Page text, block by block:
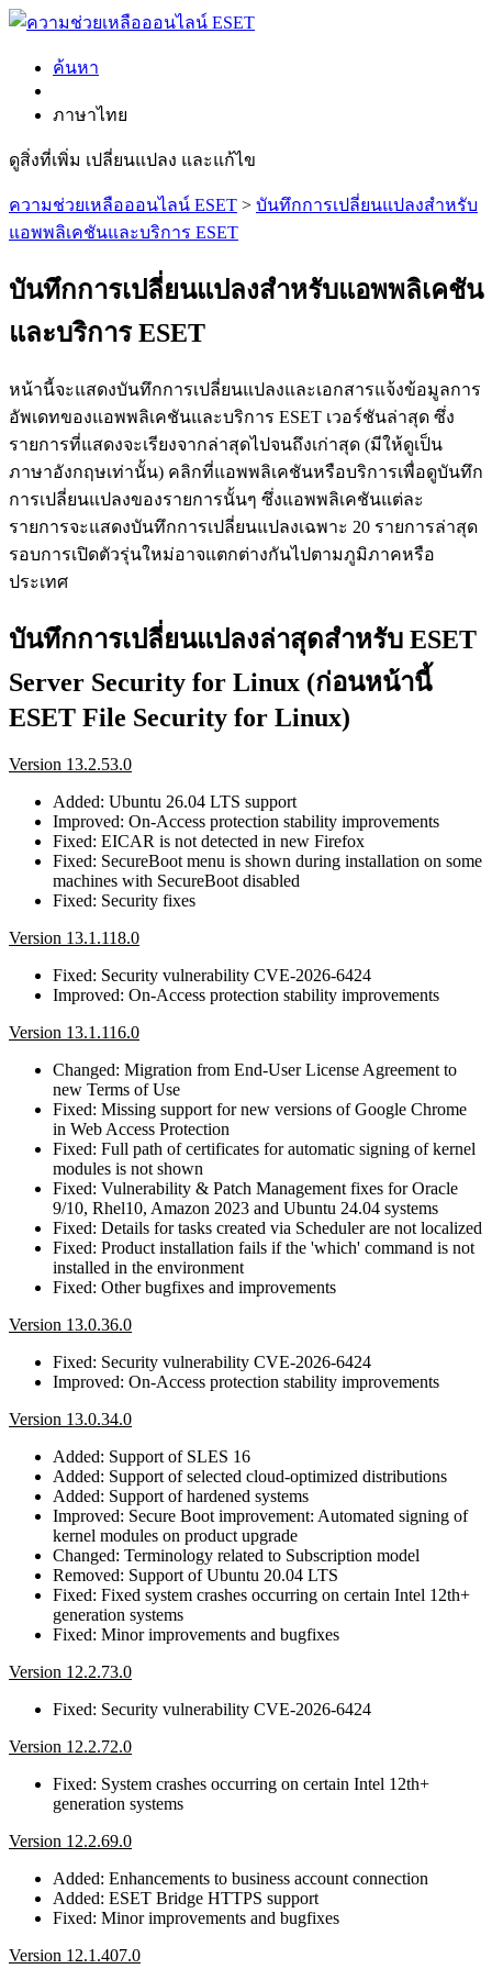
ค้นหา
ภาษาไทย
ดูสิ่งที่เพิ่ม เปลี่ยนแปลง และแก้ไข
ความช่วยเหลือออนไลน์ ESET > บันทึกการเปลี่ยนแปลงสำหรับ
แอพพลิเคชันและบริการ ESET
บันทึกการเปลี่ยนแปลงสำหรับแอพพลิเคชัน
และบริการ ESET
หน้านี้จะแสดงบันทึกการเปลี่ยนแปลงและเอกสารแจ้งข้อมูลการ
อัพเดทของแอพพลิเคชันและบริการ ESET เวอร์ชันล่าสุด ซึ่ง
รายการที่แสดงจะเรียงจากล่าสุดไปจนถึงเก่าสุด (มีให้ดูเป็น
ภาษาอังกฤษเท่านั้น) คลิกที่แอพพลิเคชันหรือบริการเพื่อดูบันทึก
การเปลี่ยนแปลงของรายการนั้นๆ ซึ่งแอพพลิเคชันแต่ละ
รายการจะแสดงบันทึกการเปลี่ยนแปลงเฉพาะ 20 รายการล่าสุด
รอบการเปิดตัวรุ่นใหม่อาจแตกต่างกันไปตามภูมิภาคหรือ
ประเทศ
บันทึกการเปลี่ยนแปลงล่าสุดสำหรับ ESET
Server Security for Linux (ก่อนหน้านี้
ESET File Security for Linux)
Version 13.2.53.0
Added: Ubuntu 26.04 LTS support
Improved: On-Access protection stability improvements
Fixed: EICAR is not detected in new Firefox
Fixed: SecureBoot menu is shown during installation on some
machines with SecureBoot disabled
Fixed: Security fixes
Version 13.1.118.0
Fixed: Security vulnerability CVE-2026-6424
Improved: On-Access protection stability improvements
Version 13.1.116.0
Changed: Migration from End-User License Agreement to
new Terms of Use
Fixed: Missing support for new versions of Google Chrome
in Web Access Protection
Fixed: Full path of certificates for automatic signing of kernel
modules is not shown
Fixed: Vulnerability & Patch Management fixes for Oracle
9/10, Rhel10, Amazon 2023 and Ubuntu 24.04 systems
Fixed: Details for tasks created via Scheduler are not localized
Fixed: Product installation fails if the 'which' command is not
installed in the environment
Fixed: Other bugfixes and improvements
Version 13.0.36.0
Fixed: Security vulnerability CVE-2026-6424
Improved: On-Access protection stability improvements
Version 13.0.34.0
Added: Support of SLES 16
Added: Support of selected cloud-optimized distributions
Added: Support of hardened systems
Improved: Secure Boot improvement: Automated signing of
kernel modules on product upgrade
Changed: Terminology related to Subscription model
Removed: Support of Ubuntu 20.04 LTS
Fixed: Fixed system crashes occurring on certain Intel 12th+
generation systems
Fixed: Minor improvements and bugfixes
Version 12.2.73.0
Fixed: Security vulnerability CVE-2026-6424
Version 12.2.72.0
Fixed: System crashes occurring on certain Intel 12th+
generation systems
Version 12.2.69.0
Added: Enhancements to business account connection
Added: ESET Bridge HTTPS support
Fixed: Minor improvements and bugfixes
Version 12.1.407.0